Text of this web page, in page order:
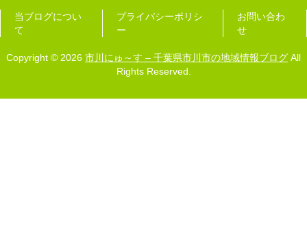
当ブログについ
て
プライバシーポリシ
ー
お問い合わ
せ
Copyright © 2026 市川にゅ～す – 千葉県市川市の地域情報ブログ All
Rights Reserved.